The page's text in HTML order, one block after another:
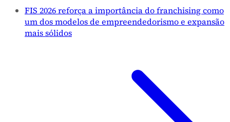
FIS 2026 reforça a importância do franchising como
um dos modelos de empreendedorismo e expansão
mais sólidos